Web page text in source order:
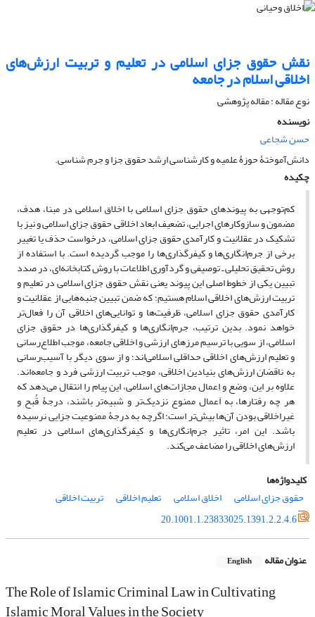
نقش حقوق جزای اسلامی در تعلیم و تربیت ارزش‌های
اخلاقی اسلام در جامعه
نوع مقاله : مقاله پژوهشی
نویسنده
حسن شجاعی
دانش‌آموختۀ حوزۀ علمیه و کارشناسی ارشد حقوق جزا و جرم شناسی.
چکیده
کم‌توجهی به پیوند‌های حقوق جزای اسلامی با اخلاق اسلامی در مبنا، هدف،
مضمون و سازوکارهای اجرایی، تضعیف ابعاد اخلاقی حقوق جزای اسلامی و نیز با
تشکیک در عقلانیت و کارآمدی حقوق جزای اسلامی، درخواست حذف یا تغییر
برخی از جرم‌انگاری‌ها و کیفرگذاری‌ها را موجب گردیده است. با استفاده از
روش تحقیق تحلیلی ـ توصیفی و گردآوری اطلاعات با روش کتابخانه‌ای، در صدد
تبیین یکی از خطوط اصلی این پیوند یعنی نقش حقوق جزای اسلامی در تعلیم و
تربیت ارزش‌های اخلاقی اسلام هستیم؛ که ضمن تبیین جنبه‌هایی از عقلانیت و
کارآمدی حقوق جزای اسلامی، ظرفیت‌ها و توانایی‌های اخلاقی آن را فعال‌تر
خواهد نمود. بدین ترتیب، جرم‌انگاری‌ها و کیفرگذاری‌ها در حقوق جزای
اسلامی، از سویی با ترسیم مرزهای ارزشی و اخلاقی جامعه، موجب اطلاع‌رسانی
و تعلیم ارزش‌های اخلاقی حداقلی اسلامی‌‌اند؛ و از سوی دیگر با آسیب‌رسانی
به ناقضان ارزش‌های بنیادین اخلاقی، موجب تربیت ارزشی فرد و جامعه‌اند.
علاوه بر این، وضع و اِعمال مجازات‌های اسلامی، این پیام را انتقال می‌دهد که
هر چه رفتارها، به اَعمال ممنوع نزدیک‌تر و شبیه‌تر باشند، درجۀ قُبح و
غیراخلاقی بودن آن‌ها بیش‌تر است؛ اگرچه به درجۀ ممنوعیت جزایی نرسیده
باشد. این امر، تاثیر جرم‌انگاری‌ها و کیفر‌گذاری‌های اسلامی در تعلیم
ارزش‌های اخلاقی را مضاعف می‌کند.
کلیدواژه‌ها
حقوق جزای اسلامی
اخلاق اسلامی تعلیم اخلاقی
تربیت اخلاقی
20.1001.1.23833025.1391.2.2.4.6
عنوان مقاله English
The Role of Islamic Criminal Law in Cultivating